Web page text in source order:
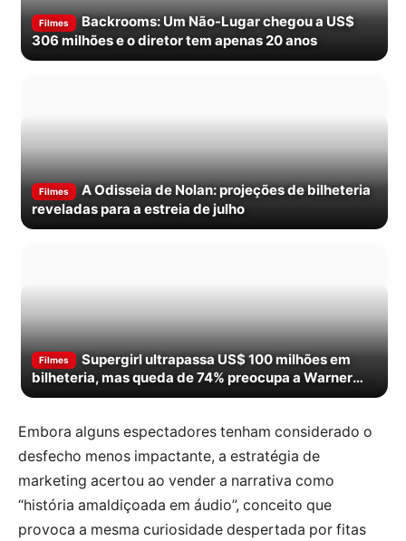
Filmes
Backrooms: Um Não-Lugar chegou a US$
306 milhões e o diretor tem apenas 20 anos
Filmes
A Odisseia de Nolan: projeções de bilheteria
reveladas para a estreia de julho
Filmes
Supergirl ultrapassa US$ 100 milhões em
bilheteria, mas queda de 74% preocupa a Warner
Bros.
Embora alguns espectadores tenham considerado o
desfecho menos impactante, a estratégia de
marketing acertou ao vender a narrativa como
“história amaldiçoada em áudio”, conceito que
provoca a mesma curiosidade despertada por fitas